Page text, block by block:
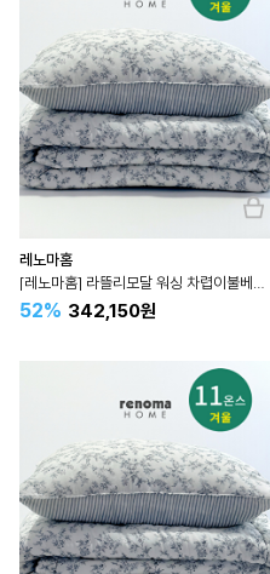
레노마홈
[레노마홈] 라뜰리모달 워싱 차렵이불베개세트 겨울 라지킹 LK 킹 K
52% 342,150원